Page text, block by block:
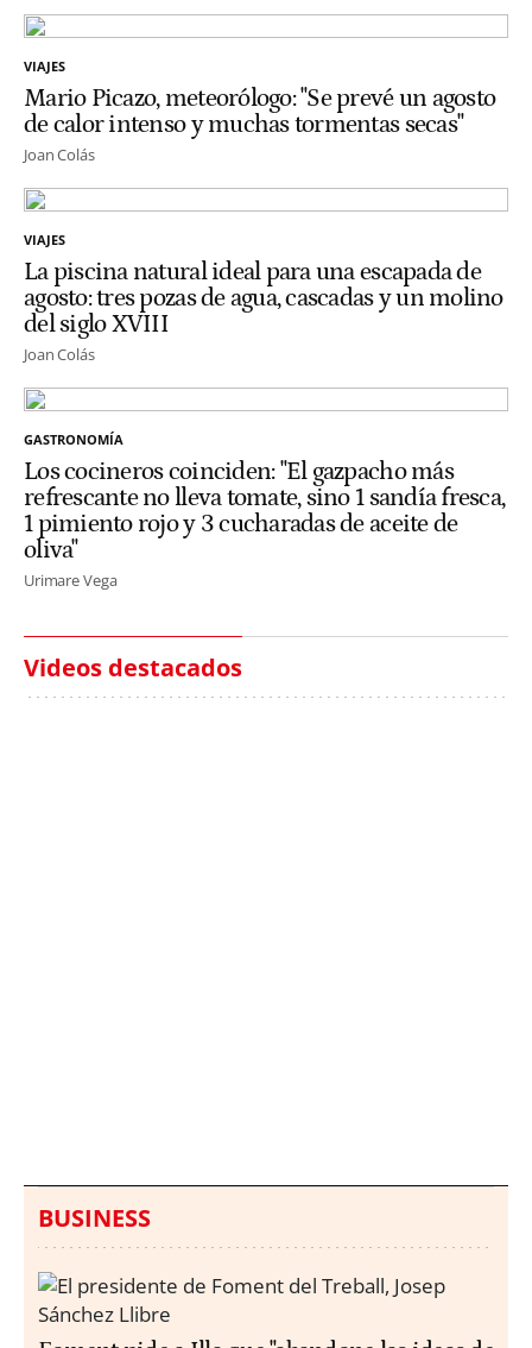
VIAJES
Mario Picazo, meteorólogo: "Se prevé un agosto
de calor intenso y muchas tormentas secas"
Joan Colás
VIAJES
La piscina natural ideal para una escapada de
agosto: tres pozas de agua, cascadas y un molino
del siglo XVIII
Joan Colás
GASTRONOMÍA
Los cocineros coinciden: "El gazpacho más
refrescante no lleva tomate, sino 1 sandía fresca,
1 pimiento rojo y 3 cucharadas de aceite de
oliva"
Urimare Vega
Videos destacados
BUSINESS